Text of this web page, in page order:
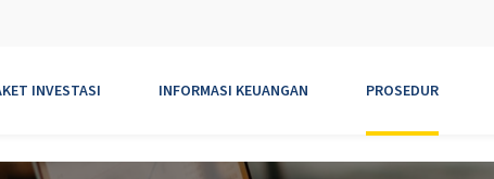
INVESTASI INFORMASI KEUANGAN PROSEDUR